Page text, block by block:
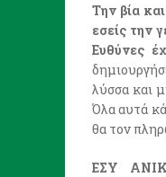
Την βία
εσείς την
Ευθύνες
λύσσα και
Όλα αυτά
θα τον
ΕΣΥ